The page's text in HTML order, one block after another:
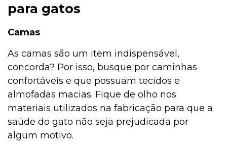
para gatos
Camas
As camas são um item indispensável,
concorda? Por isso, busque por caminhas
confortáveis e que possuam tecidos e
almofadas macias. Fique de olho nos
materiais utilizados na fabricação para que a
saúde do gato não seja prejudicada por
algum motivo.